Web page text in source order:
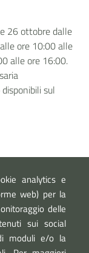
26 ottobre dalle
ore 10:00 alle
alle ore 16:00.
sul
analytics e
web) per la
delle
sui social
moduli e/o la